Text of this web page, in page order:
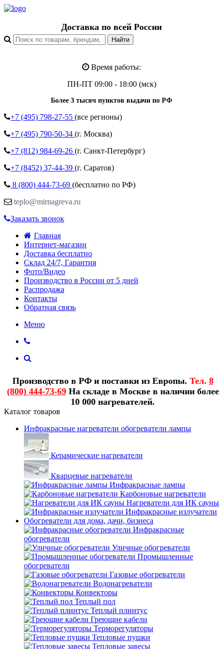
Доставка по всей России
Время работы:
ПН-ПТ 09:00 - 18:00 (мск)
Более 3 тысяч пунктов выдачи по РФ
+7 (495) 798-27-55 (все регионы)
+7 (495) 790-50-34 (г. Москва)
+7 (812) 984-69-26 (г. Санкт-Петербург)
+7 (8452) 37-44-39 (г. Саратов)
8 (800) 444-73-69 (бесплатно по РФ)
teplo@mirnagreva.ru
Заказать звонок
Главная
Интернет-магазин
Доставка бесплатно
Склад 24/7, Гарантия
Фото/Видео
Производство в России от 5 дней
Распродажа
Контакты
Обратная связь
Меню
Производство в РФ и поставки из Европы. Тел. 8
(800) 444-73-69На складе в Москве в наличии более
10 000 нагревателей.
Каталог товаров
Инфракрасные нагреватели обогреватели лампы
Керамические нагреватели
Кварцевые нагреватели
Инфракрасные лампы
Карбоновые нагреватели
Нагреватели для ИК сауны
Инфракрасные излучатели
Обогреватели для дома, дачи, бизнеса
Инфракрасные
обогреватели
Уличные обогреватели
Промышленные
обогреватели
Газовые обогреватели
Водонагреватели
Конвекторы
Теплый пол
Теплый плинтус
Греющие кабели
Терморегуляторы
Тепловые пушки
Тепловые завесы